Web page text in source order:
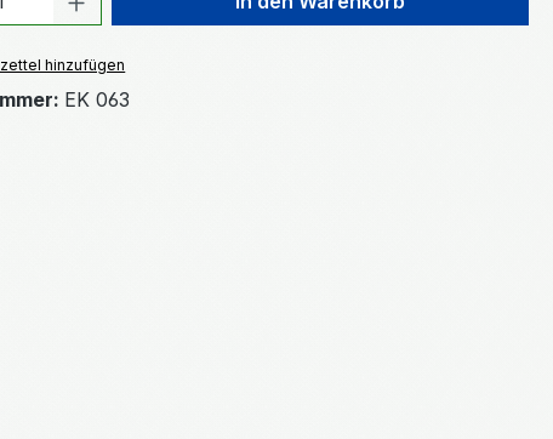
hinzufügen
EK 063